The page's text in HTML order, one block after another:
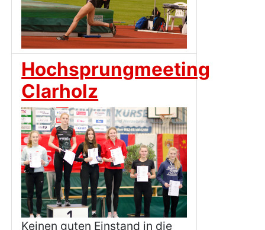
Hochsprungmeeting
Clarholz
Keinen guten Einstand in die